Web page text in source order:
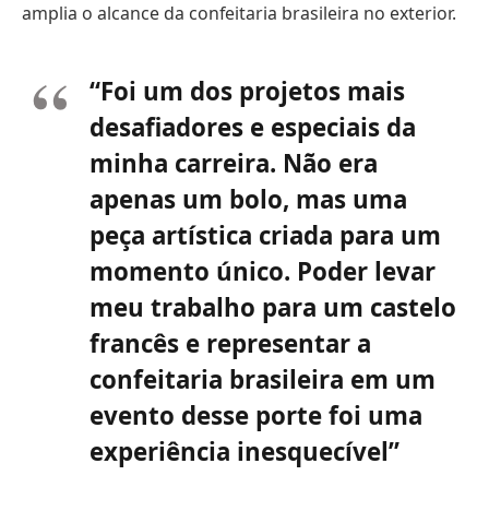
amplia o alcance da confeitaria brasileira no exterior.
“Foi um dos projetos mais
desafiadores e especiais da
minha carreira. Não era
apenas um bolo, mas uma
peça artística criada para um
momento único. Poder levar
meu trabalho para um castelo
francês e representar a
confeitaria brasileira em um
evento desse porte foi uma
experiência inesquecível”